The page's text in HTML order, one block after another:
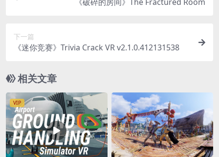
下一篇
《迷你竞赛》Trivia Crack VR v2.1.0.412131538
相关文章
VIP